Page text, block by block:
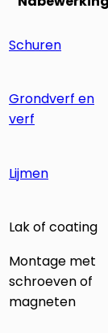
Schuren
Grondverf en
verf
Lijmen
Lak of coating
Montage met
schroeven of
magneten